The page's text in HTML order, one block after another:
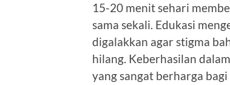
15-20 menit sehari
sama sekali. Edukasi
digalakkan agar stigma
hilang. Keberhasilan dalam
yang sangat berharga